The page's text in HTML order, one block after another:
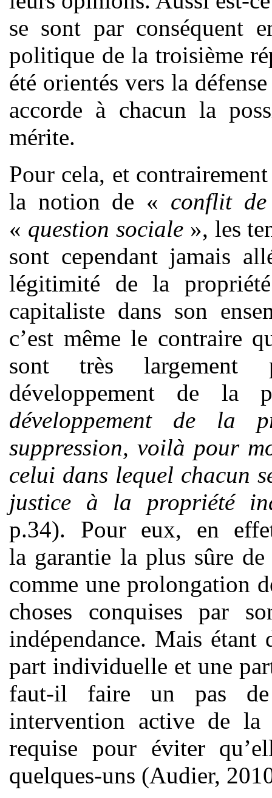
se sont par conséquent
politique de la troisième
été orientés vers la
accorde à chacun la
mérite.
Pour cela, et
la notion de « conflit de
« question sociale», les
sont cependant jamais
légitimité de la
capitaliste dans son
c’est même le contraire
sont très largement
développement de
développement de la
suppression, voilà pour
celui dans lequel chacun
justice à la propriété
p.34). Pour eux, en
la garantie la plus sûre
comme une prolongation
choses conquises par
indépendance. Mais étant
part individuelle et une
faut-il faire un pas de
intervention active de
requise pour éviter
quelques-uns (Audier,